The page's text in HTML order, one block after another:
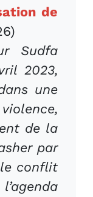
de
Sudfa
2023,
une
de la
par
conflit